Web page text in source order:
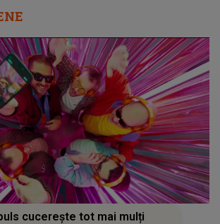
cucerește tot mai mulți